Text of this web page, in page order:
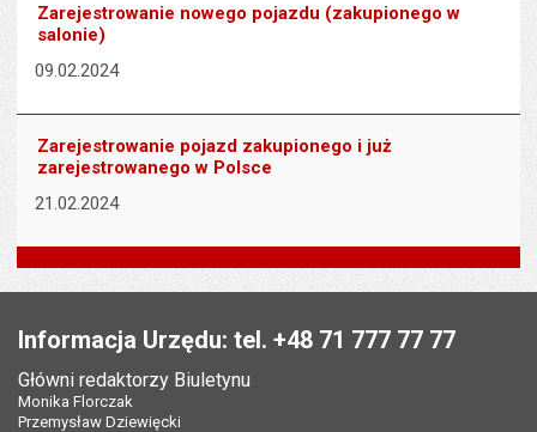
Zarejestrowanie nowego pojazdu (zakupionego w
salonie)
09.02.2024
Zarejestrowanie pojazd zakupionego i już
zarejestrowanego w Polsce
21.02.2024
Informacja Urzędu: tel. +48 71 777 77 77
Główni redaktorzy Biuletynu
Monika Florczak
Przemysław Dziewięcki